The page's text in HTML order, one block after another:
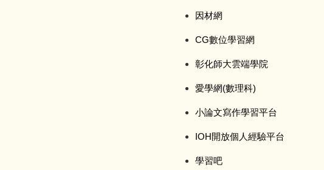
因材網
CG數位學習網
彰化師大雲端學院
愛學網(數理科)
小論文寫作學習平台
IOH開放個人經驗平台
學習吧